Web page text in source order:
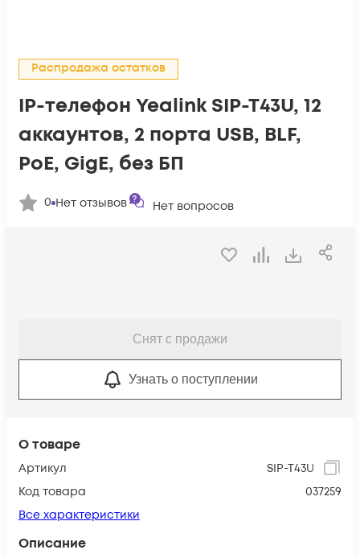
О товаре
Артикул
SIP-T43U
Код товара
037259
Все характеристики
Описание
Распродажа остатков
IP-телефон Yealink SIP-T43U, 12
аккаунтов, 2 порта USB, BLF,
PoE, GigE, без БП
0 Нет отзывов Нет вопросов
Снят с продажи
Узнать о поступлении